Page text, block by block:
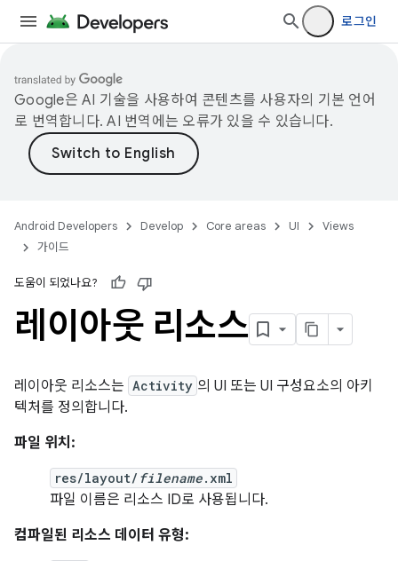
로그인
Google은 AI 기술을 사용하여 콘텐츠를 사용자의 기본 언어
로 번역합니다. AI 번역에는 오류가 있을 수 있습니다.
Android Developers Develop Core areas UI
Views
가이드
도움이 되었나요?
레이아웃 리소스
레이아웃 리소스는 Activity 의 UI 또는 UI 구성요소의 아키
텍처를 정의합니다.
파일 위치:
res/layout/ filename.xml
파일 이름은 리소스 ID로 사용됩니다.
컴파일된 리소스 데이터 유형: